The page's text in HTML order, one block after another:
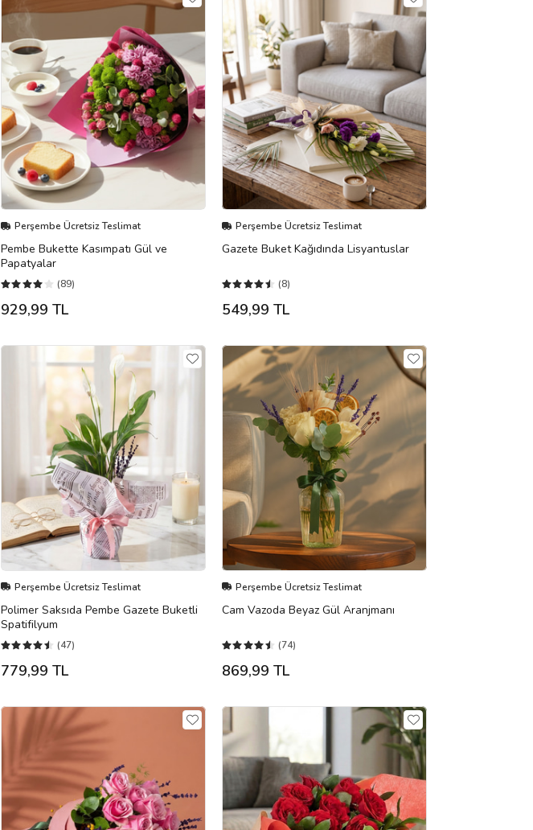
Perşembe Ücretsiz Teslimat
Pembe Bukette Kasımpatı Gül ve
Papatyalar
(89)
929,99 TL
Perşembe Ücretsiz Teslimat
Gazete Buket Kağıdında Lisyantuslar
(8)
549,99 TL
Perşembe Ücretsiz Teslimat
Polimer Saksıda Pembe Gazete Buketli
Spatifilyum
(47)
779,99 TL
Perşembe Ücretsiz Teslimat
Cam Vazoda Beyaz Gül Aranjmanı
(74)
869,99 TL